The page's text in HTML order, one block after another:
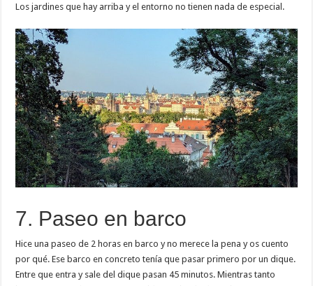
Los jardines que hay arriba y el entorno no tienen nada de especial.
7. Paseo en barco
Hice una paseo de 2 horas en barco y no merece la pena y os cuento
por qué. Ese barco en concreto tenía que pasar primero por un dique.
Entre que entra y sale del dique pasan 45 minutos. Mientras tanto